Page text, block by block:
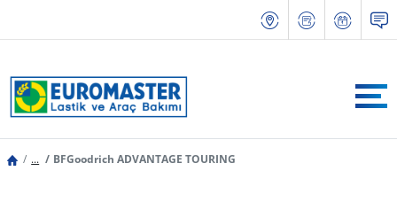
... BFGoodrich ADVANTAGE TOURING